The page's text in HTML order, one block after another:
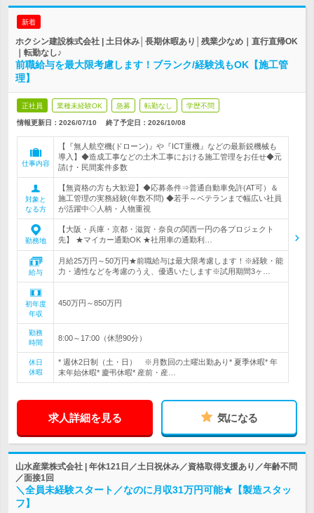
新着
ホクシン建設株式会社 | 土日休み│長期休暇あり│残業少なめ｜直行直帰OK
｜転勤なし♪
前職給与を最大限考慮します！ブランク/経験浅もOK【施工管
理】
正社員 業種未経験OK 急募 転勤なし 学歴不問
情報更新日：2026/07/10 終了予定日： 2026/10/08
仕事内容
【『無人航空機(ドローン)』や『ICT重機』などの最新鋭機械も
導入】◆造成工事などの土木工事における施工管理をお任せ◆元
請け・民間案件多数
対象と
なる方
【無資格の方も大歓迎】◆応募条件⇒普通自動車免許(AT可）＆
施工管理の実務経験(年数不問) ◆若手～ベテランまで幅広い社員
が活躍中◇人柄・人物重視
勤務地
【大阪・兵庫・京都・滋賀・奈良の関西一円の各プロジェクト
先】 ★マイカー通勤OK ★社用車の通勤利…
給与
月給25万円～50万円★前職給与は最大限考慮します！※経験・能
力・適性などを考慮のうえ、優遇いたします※試用期間3ヶ…
初年度
年収
450万円～850万円
勤務
時間
8:00～17:00（休憩90分）
休日
休暇
* 週休2日制（土・日） ※月数回の土曜出勤あり* 夏季休暇* 年
末年始休暇* 慶弔休暇* 産前・産…
求人詳細を見る 気になる
山水産業株式会社 | 年休121日／土日祝休み／資格取得支援あり／年齢不問
／面接1回
＼全員未経験スタート／なのに月収31万円可能★【製造スタッ
フ】